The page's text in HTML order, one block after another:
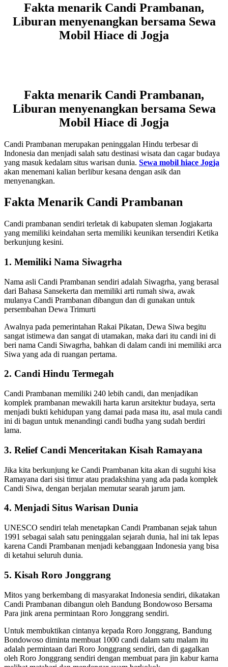
Fakta menarik Candi Prambanan,
Liburan menyenangkan bersama Sewa
Mobil Hiace di Jogja
Fakta menarik Candi Prambanan,
Liburan menyenangkan bersama Sewa
Mobil Hiace di Jogja
Candi Prambanan merupakan peninggalan Hindu terbesar di
Indonesia dan menjadi salah satu destinasi wisata dan cagar budaya
yang masuk kedalam situs warisan dunia. Sewa mobil hiace Jogja
akan menemani kalian berlibur kesana dengan asik dan
menyenangkan.
Fakta Menarik Candi Prambanan
Candi prambanan sendiri terletak di kabupaten sleman Jogjakarta
yang memiliki keindahan serta memiliki keunikan tersendiri Ketika
berkunjung kesini.
1. Memiliki Nama Siwagrha
Nama asli Candi Prambanan sendiri adalah Siwagrha, yang berasal
dari Bahasa Sansekerta dan memiliki arti rumah siwa, awak
mulanya Candi Prambanan dibangun dan di gunakan untuk
persembahan Dewa Trimurti
Awalnya pada pemerintahan Rakai Pikatan, Dewa Siwa begitu
sangat istimewa dan sangat di utamakan, maka dari itu candi ini di
beri nama Candi Siwagrha, bahkan di dalam candi ini memiliki arca
Siwa yang ada di ruangan pertama.
2. Candi Hindu Termegah
Candi Prambanan memiliki 240 lebih candi, dan menjadikan
komplek prambanan mewakili harta karun arsitektur budaya, serta
menjadi bukti kehidupan yang damai pada masa itu, asal mula candi
ini di bagun untuk menandingi candi budha yang sudah berdiri
lama.
3. Relief Candi Menceritakan Kisah Ramayana
Jika kita berkunjung ke Candi Prambanan kita akan di suguhi kisa
Ramayana dari sisi timur atau pradakshina yang ada pada komplek
Candi Siwa, dengan berjalan memutar searah jarum jam.
4. Menjadi Situs Warisan Dunia
UNESCO sendiri telah menetapkan Candi Prambanan sejak tahun
1991 sebagai salah satu peninggalan sejarah dunia, hal ini tak lepas
karena Candi Prambanan menjadi kebanggaan Indonesia yang bisa
di ketahui seluruh dunia.
5. Kisah Roro Jonggrang
Mitos yang berkembang di masyarakat Indonesia sendiri, dikatakan
Candi Prambanan dibangun oleh Bandung Bondowoso Bersama
Para jink arena permintaan Roro Jonggrang sendiri.
Untuk membuktikan cintanya kepada Roro Jonggrang, Bandung
Bondowoso diminta membuat 1000 candi dalam satu malam itu
adalah permintaan dari Roro Jonggrang sendiri, dan di gagalkan
oleh Roro Jonggrang sendiri dengan membuat para jin kabur karna